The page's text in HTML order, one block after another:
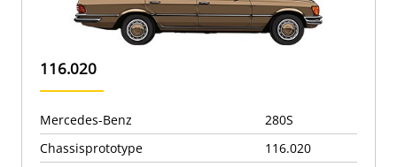
116.020
Mercedes-Benz
280S
Chassisprototype
116.020